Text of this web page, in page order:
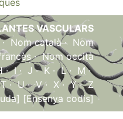
VASCULARS
·Nom català· Nom
·Nom occità
·I· J ·K ·L· M·
T ·U·V· X·Y·Z
[Ensenya codis]